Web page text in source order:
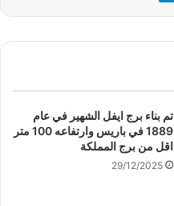
تم بناء برج ايفل الشهير في عام
1889 في باريس وارتفاعه 100 متر
اقل من برج المملكة
29/12/2025